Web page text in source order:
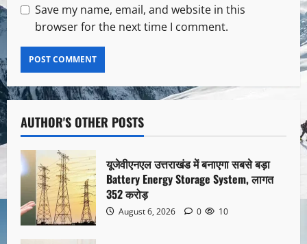
Save my name, email, and website in this
browser for the next time I comment.
AUTHOR'S OTHER POSTS
यूजेवीएनएल उत्तराखंड में बनाएगा सबसे बड़ा
Battery Energy Storage System, लागत
352 करोड़
August 6, 2026 0 10